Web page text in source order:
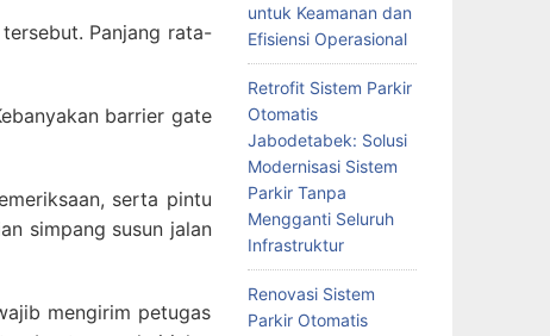
Panjang rata-
barrier gate
serta pintu
simpang susun jalan
mengirim petugas
untuk Keamanan dan
Efisiensi Operasional
Retrofit Sistem Parkir
Otomatis
Jabodetabek: Solusi
Modernisasi Sistem
Parkir Tanpa
Mengganti Seluruh
Infrastruktur
Renovasi Sistem
Parkir Otomatis